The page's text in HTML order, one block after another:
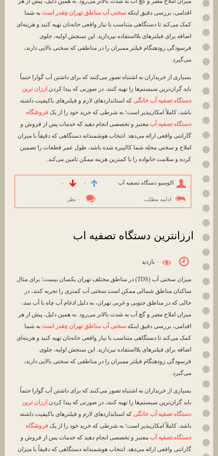
اقدامی، بررسی دقیق اینکهسختی آب مناطق تهران چقدر استبه شما
کمک می‌کند تا دستگاهی متناسب با نیاز واقعی خانه‌تان تهیه کنید و هزینه‌ای
اضافه برای فیلترهای بلااستفاده نپردازید. این سنجش اولیه، جلوی
فرسودگی زودهنگام فیلتر ممبران را در مناطقی که سختی بالایی دارند،
می‌گیرد.
بسیاری از خریداران به اشتباه تصور می‌کنند که برای داشتن آب گوارا حتماً
باید گران‌ترین سیستم‌ها را تهیه کنند، در صورتی که پیدا کردنارزان ترین
دستگاه تصفیه آب خانگیکه استانداردهای لازم و فیلترهای باکیفیت داشته
باشد، کاملاً امکان‌پذیر است؛ به شرطی که خرید خود را از یکفروشگاه
دستگاه تصفیه آب معتبر و تخصصی انجام دهید که خدمات پس از فروش و
گارانتی واقعی ارائه می‌دهد. انتخاب هوشمندانه دستگاهی که دقیقاً با میزان
املاح و سختی محله شما کالیبره شده باشد، طول عمر قطعات را تضمین
کرده و سلامت خانواده را با کمترین هزینه ممکن تامین می‌کند.
اکوسیو دستگاه تصفیه آب ۰ ۰
ادامه مطلب ۰ نظر
ارزانترین دستگاه تصفیه اب
۰ بازديد
میزان سختی آب (TDS) در مناطق مختلف تهران یکسان نیست؛ برای مثال
ساکنان مناطق شمالی ممکن است سختی آب کمتری را تجربه کنند، در
حالی که در مناطق جنوبی و غربی تهران، به دلیل ادغام آب چاه با آب سد،
میزان املاح مضر و گچ آب به شدت بالاتر می‌رود. به همین دلیل، پیش از هر
اقدامی، بررسی دقیق اینکهسختی آب مناطق تهران چقدر استبه شما
کمک می‌کند تا دستگاهی متناسب با نیاز واقعی خانه‌تان تهیه کنید و هزینه‌ای
اضافه برای فیلترهای بلااستفاده نپردازید. این سنجش اولیه، جلوی
فرسودگی زودهنگام فیلتر ممبران را در مناطقی که سختی بالایی دارند،
می‌گیرد.
بسیاری از خریداران به اشتباه تصور می‌کنند که برای داشتن آب گوارا حتماً
باید گران‌ترین سیستم‌ها را تهیه کنند، در صورتی که پیدا کردنارزان ترین
دستگاه تصفیه آب خانگیکه استانداردهای لازم و فیلترهای باکیفیت داشته
باشد، کاملاً امکان‌پذیر است؛ به شرطی که خرید خود را از یکفروشگاه
دستگاه تصفیه آب معتبر و تخصصی انجام دهید که خدمات پس از فروش و
گارانتی واقعی ارائه می‌دهد. انتخاب هوشمندانه دستگاهی که دقیقاً با میزان